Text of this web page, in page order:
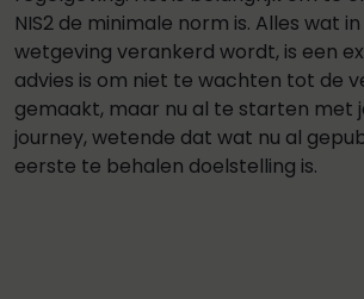
NIS2 de minimale norm is. Alles wat
wetgeving verankerd wordt, is een
advies is om niet te wachten tot de
gemaakt, maar nu al te starten met
journey, wetende dat wat nu al
eerste te behalen doelstelling is.